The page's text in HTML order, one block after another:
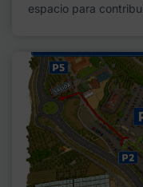
espacio para